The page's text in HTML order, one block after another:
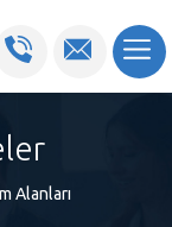
Alanları